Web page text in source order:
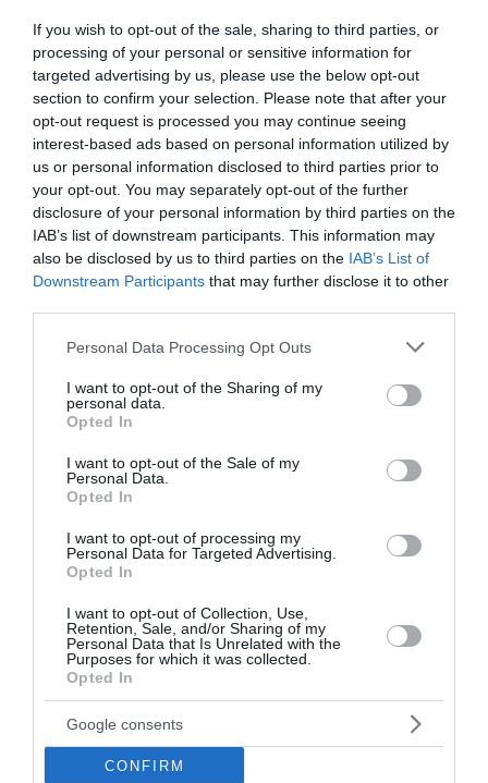
If you wish to opt-out of the sale, sharing to third parties, or
processing of your personal or sensitive information for
targeted advertising by us, please use the below opt-out
section to confirm your selection. Please note that after your
opt-out request is processed you may continue seeing
interest-based ads based on personal information utilized by
us or personal information disclosed to third parties prior to
your opt-out. You may separately opt-out of the further
disclosure of your personal information by third parties on the
IAB’s list of downstream participants. This information may
also be disclosed by us to third parties on the IAB’s List of
Downstream Participants that may further disclose it to other
Please note that this website/app uses one or more Google
not limited to your visit or usage behaviour. You may click to
grant or deny consent to Google and its third-party tags to
use your data for below specified purposes in below Google
consent section.
Personal Data Processing Opt Outs
I want to opt-out of the Sharing of my
personal data.
Opted In
I want to opt-out of the Sale of my
Personal Data.
Opted In
I want to opt-out of processing my
Personal Data for Targeted Advertising.
Opted In
I want to opt-out of Collection, Use,
Retention, Sale, and/or Sharing of my
Personal Data that Is Unrelated with the
Purposes for which it was collected.
Opted In
Google consents
CONFIRM
Σαμοθράκη: Ιταλίδα έχασε τις
αισθήσεις της ενώ κολυμπούσε –
Τι είπε ο ναυαγοσώστης που την
έσωσε
Αίσιο τέλος είχε η περιπέτεια Ιταλίδας τουρίστριας,
η οποία έχασε τις αισθήσεις της ενώ κολυμπούσε σε
σώθηκε χάρη στην άμεση επέμβαση 21χρονου
ναυαγοσώστη. Ο Κωνσ...